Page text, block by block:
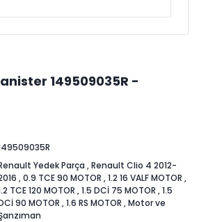
149509035R -
Yedek Parça ,Renault Clio 4 2012-
,0.9 TCE 90 MOTOR ,1.2 16 VALF MOTOR ,
TCE 120 MOTOR ,1.5 DCİ 75 MOTOR ,1.5
90 MOTOR ,1.6 RS MOTOR ,Motor ve